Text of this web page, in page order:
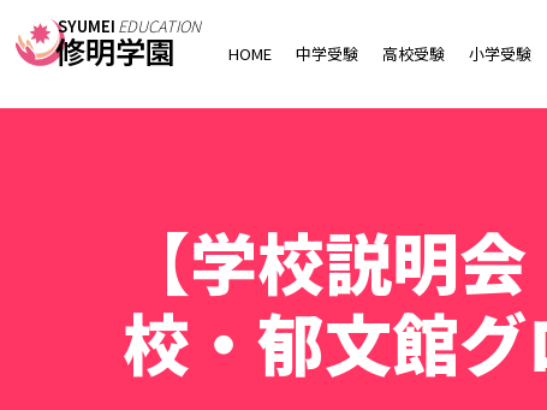
SYUMEI EDUCATION
修明学園 HOME 中学受験 高校受験 小学受験
【学校説明
校・郁文館